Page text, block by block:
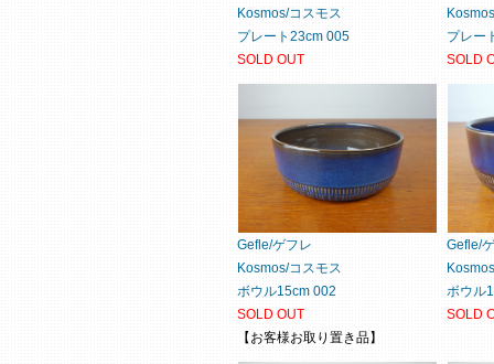
Kosmos/コスモス
プレート23cm 005
SOLD OUT
プレー
SOLD
Gefle/ゲフレ
Kosmos/コスモス
ボウル15cm 002
SOLD OUT
【お客様お取り置き品】
Gefle/
ボウル
SOLD